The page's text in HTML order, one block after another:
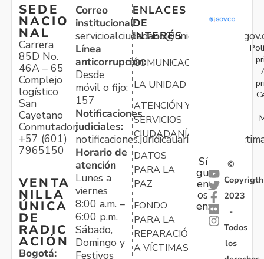
SEDE
NACIO
NAL
Carrera
85D No.
46A – 65
Complejo
logístico
San
Cayetano
Conmutador:
+57 (601)
7965150
VENTA
NILLA
ÚNICA
DE
RADIC
ACIÓN
Bogotá:
Correo
institucional:
Línea
anticorrupción:
Desde
móvil o fijo:
157
Notificaciones
judiciales:
Horario de
atención
Lunes a
viernes
8:00 a.m. –
6:00 p.m.
Sábado,
Domingo y
Festivos
ENLACES
DE
INTERÉS
COMUNICACIONES
LA UNIDAD
ATENCIÓN Y
SERVICIOS
CIUDADANÍA
DATOS
PARA LA
PAZ
FONDO
PARA LA
REPARACIÓN
A VÍCTIMAS
Sí
gu
en
os
en:
©
Copyrigth
2023
-
Todos
los